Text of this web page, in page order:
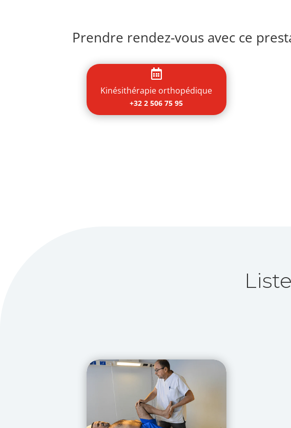
Prendre rendez-vous avec ce

Kinésithérapie orthopédique
+32 2 506 75 95